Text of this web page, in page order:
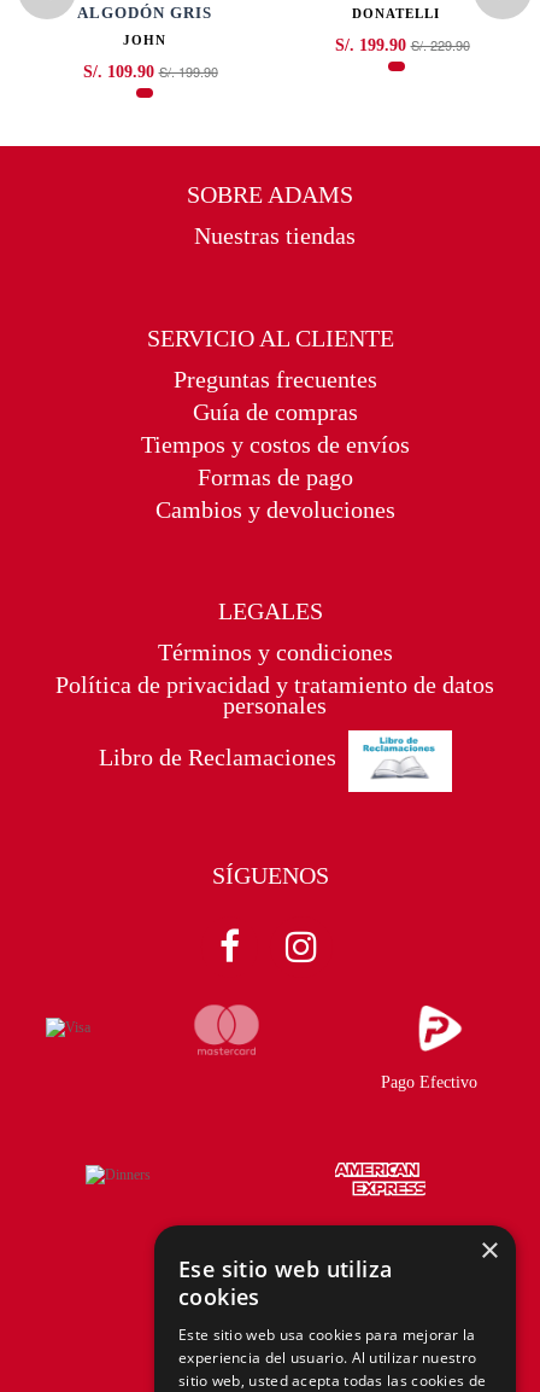
ALGODÓN GRIS
JOHN
S/. 109.90 S/. 199.90
DONATELLI
S/. 199.90 S/. 229.90
SOBRE ADAMS
Nuestras tiendas
SERVICIO AL CLIENTE
Preguntas frecuentes
Guía de compras
Tiempos y costos de envíos
Formas de pago
Cambios y devoluciones
LEGALES
Términos y condiciones
Política de privacidad y tratamiento de datos
personales
Libro de Reclamaciones
SÍGUENOS
Pago Efectivo
hola@tiendasadams.com.pe
×
Ese sitio web utiliza
cookies
Este sitio web usa cookies para mejorar la
experiencia del usuario. Al utilizar nuestro
sitio web, usted acepta todas las cookies de